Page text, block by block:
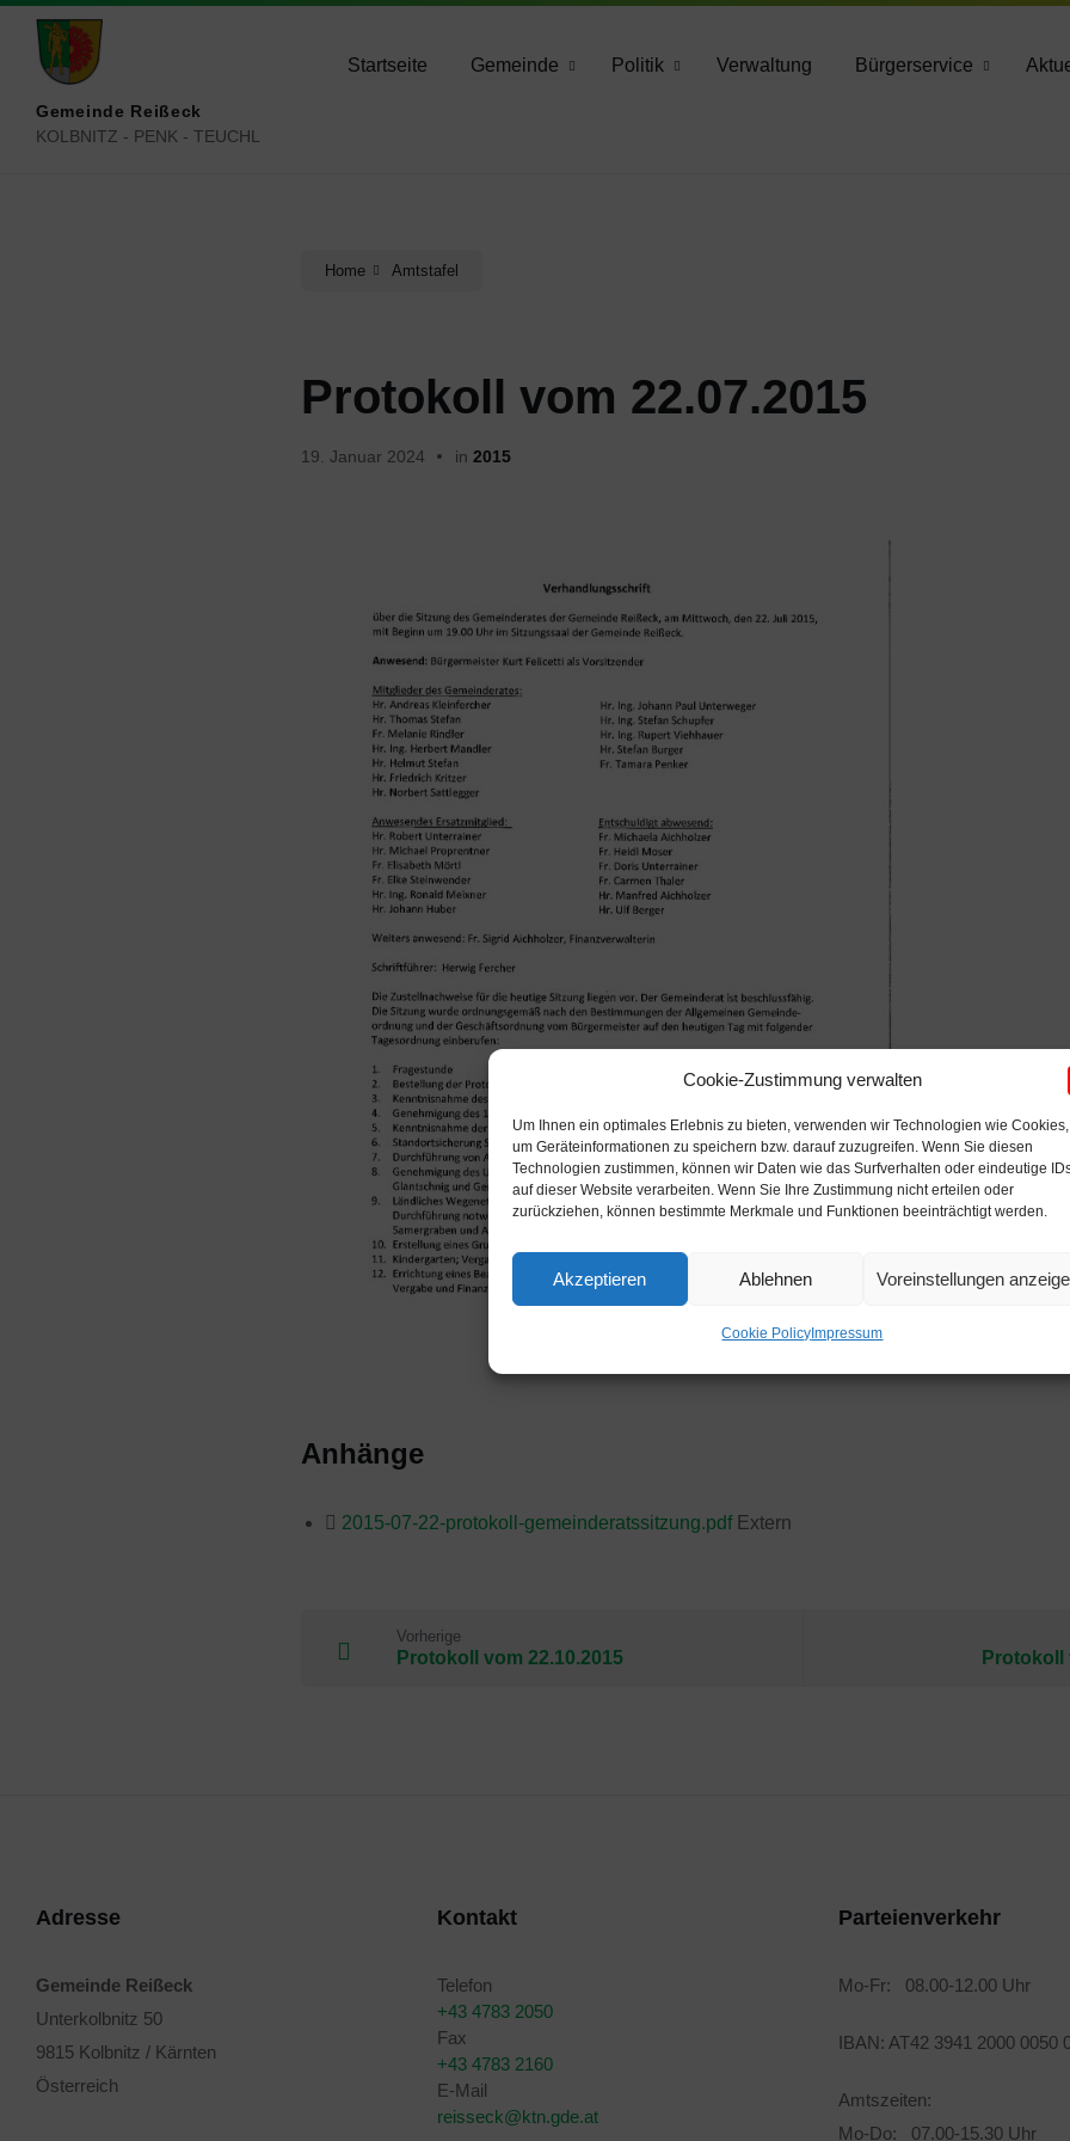
Cookie-Zustimmung verwalten
Um Ihnen ein optimales Erlebnis zu bieten, verwenden wir Technologien wie Cookies,
um Geräteinformationen zu speichern bzw. darauf zuzugreifen. Wenn Sie diesen
Technologien zustimmen, können wir Daten wie das Surfverhalten oder eindeutige
auf dieser Website verarbeiten. Wenn Sie Ihre Zustimmung nicht erteilen oder
zurückziehen, können bestimmte Merkmale und Funktionen beeinträchtigt werden.
Akzeptieren Ablehnen Voreinstellungen
Cookie Policy Impressum
Skip
content
Skip
main
navigation
Skip
footer
reisseck@ktn.gde.at
Gemeinde Reißeck
KOLBNITZ - PENK - TEUCHL
Startseite Gemeinde Politik Verwaltung Bürgerservice
Home Amtstafel
Protokoll vom 22.07.2015
19. Januar 2024 in 2015
Anhänge
2015-07-22-protokoll-gemeinderatssitzung.pdf Extern
Vorherige
Protokoll vom 22.10.2015 Protokoll
Adresse
Gemeinde Reißeck
Unterkolbnitz 50
9815 Kolbnitz / Kärnten
Österreich
Kontakt
Telefon
+43 4783 2050
Fax
+43 4783 2160
E-Mail
reisseck@ktn.gde.at
Parteienverkehr
Mo-Fr: 08.00-12.00 Uhr
IBAN: AT42 3941 2000 0050
Amtszeiten:
Mo-Do: 07.00-15.30 Uhr